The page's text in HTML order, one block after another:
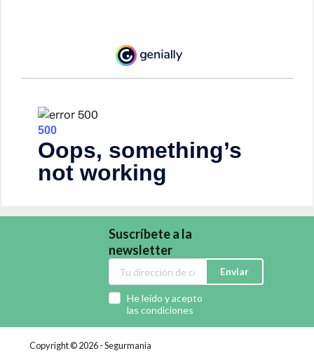
Suscríbete a la
newsletter
Enviar
He leído y acepto
las condiciones
Copyright © 2026 - Segurmania